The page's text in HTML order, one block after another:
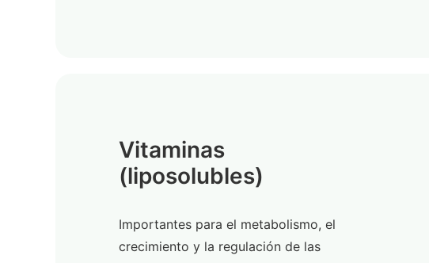
Vitaminas
(liposolubles)
Importantes para el metabolismo, el
crecimiento y la regulación de las